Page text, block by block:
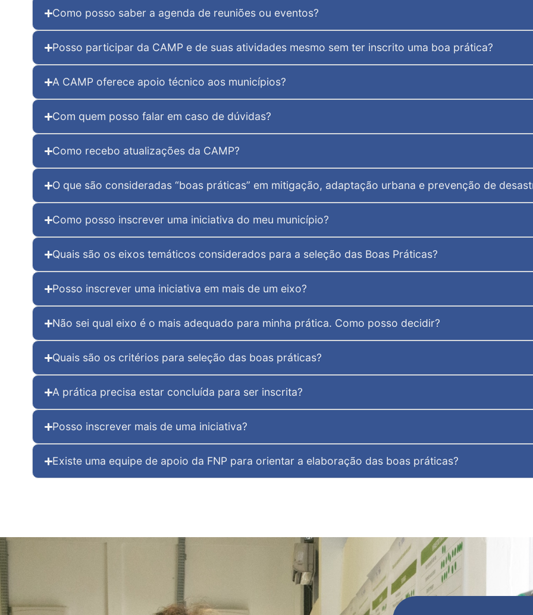
Como posso saber a agenda de reuniões ou eventos?
Posso participar da CAMP e de suas atividades mesmo sem ter inscrito uma boa prática?
A CAMP oferece apoio técnico aos municípios?
Com quem posso falar em caso de dúvidas?
Como recebo atualizações da CAMP?
O que são consideradas “boas práticas” em mitigação, adaptação urbana e prevenção de
Como posso inscrever uma iniciativa do meu município?
Quais são os eixos temáticos considerados para a seleção das Boas Práticas?
Posso inscrever uma iniciativa em mais de um eixo?
Não sei qual eixo é o mais adequado para minha prática. Como posso decidir?
Quais são os critérios para seleção das boas práticas?
A prática precisa estar concluída para ser inscrita?
Posso inscrever mais de uma iniciativa?
Existe uma equipe de apoio da FNP para orientar a elaboração das boas práticas?